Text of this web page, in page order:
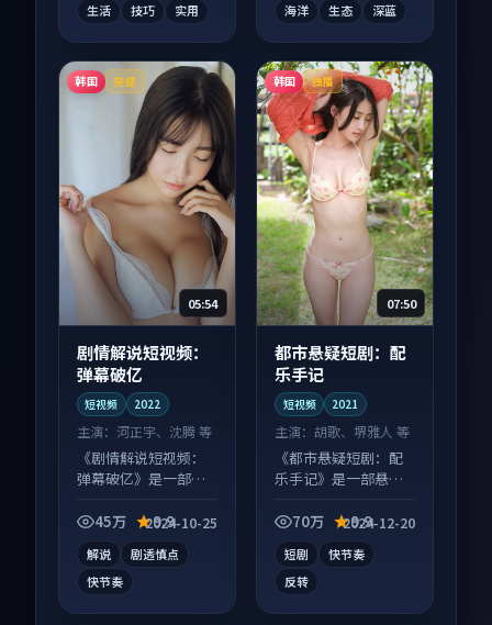
生活 技巧 实用 海洋 生态 深蓝
韩国 完结
05:54
剧情解说短视频：
弹幕破亿
短视频 2022
主演： 河正宇、沈腾 等
《剧情解说短视频：
弹幕破亿》是一部悬
型元素齐全，观感爽
45万 9.9
2024-10-25
解说
剧透慎点
快节奏
韩国 独播
07:50
都市悬疑短剧：配
乐手记
短视频 2021
主演： 胡歌、堺雅人 等
《都市悬疑短剧：配
乐手记》是一部悬疑
质感在线，配乐与镜
70万 9.9
2024-12-20
短剧
快节奏
反转